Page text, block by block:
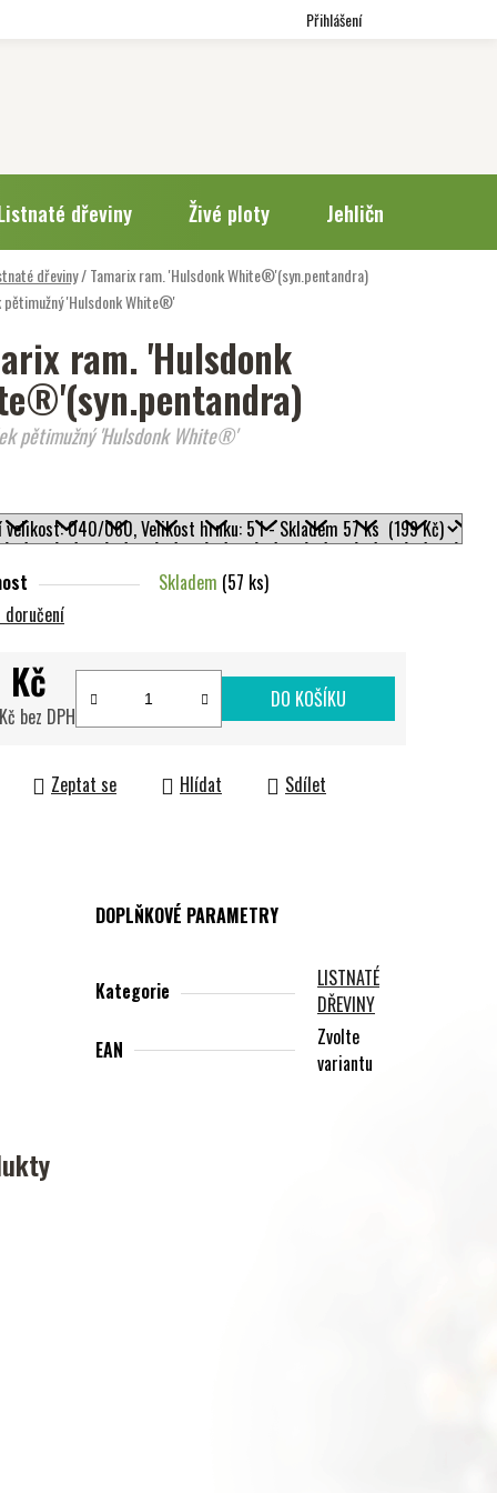
Přihlášení
dřeviny Živé ploty Jehličnany
dřeviny/Tamarix ram. 'Hulsdonk White®'(syn.pentandra)
pětimužný 'Hulsdonk White®'
ram. 'Hulsdonk
pětimužný 'Hulsdonk White®'
Skladem (57 ks)
bez DPH
DO KOŠÍKU
Zeptat se Hlídat Sdílet
DOPLŇKOVÉ PARAMETRY
Kategorie
LISTNATÉ
DŘEVINY
EAN
Zvolte
variantu